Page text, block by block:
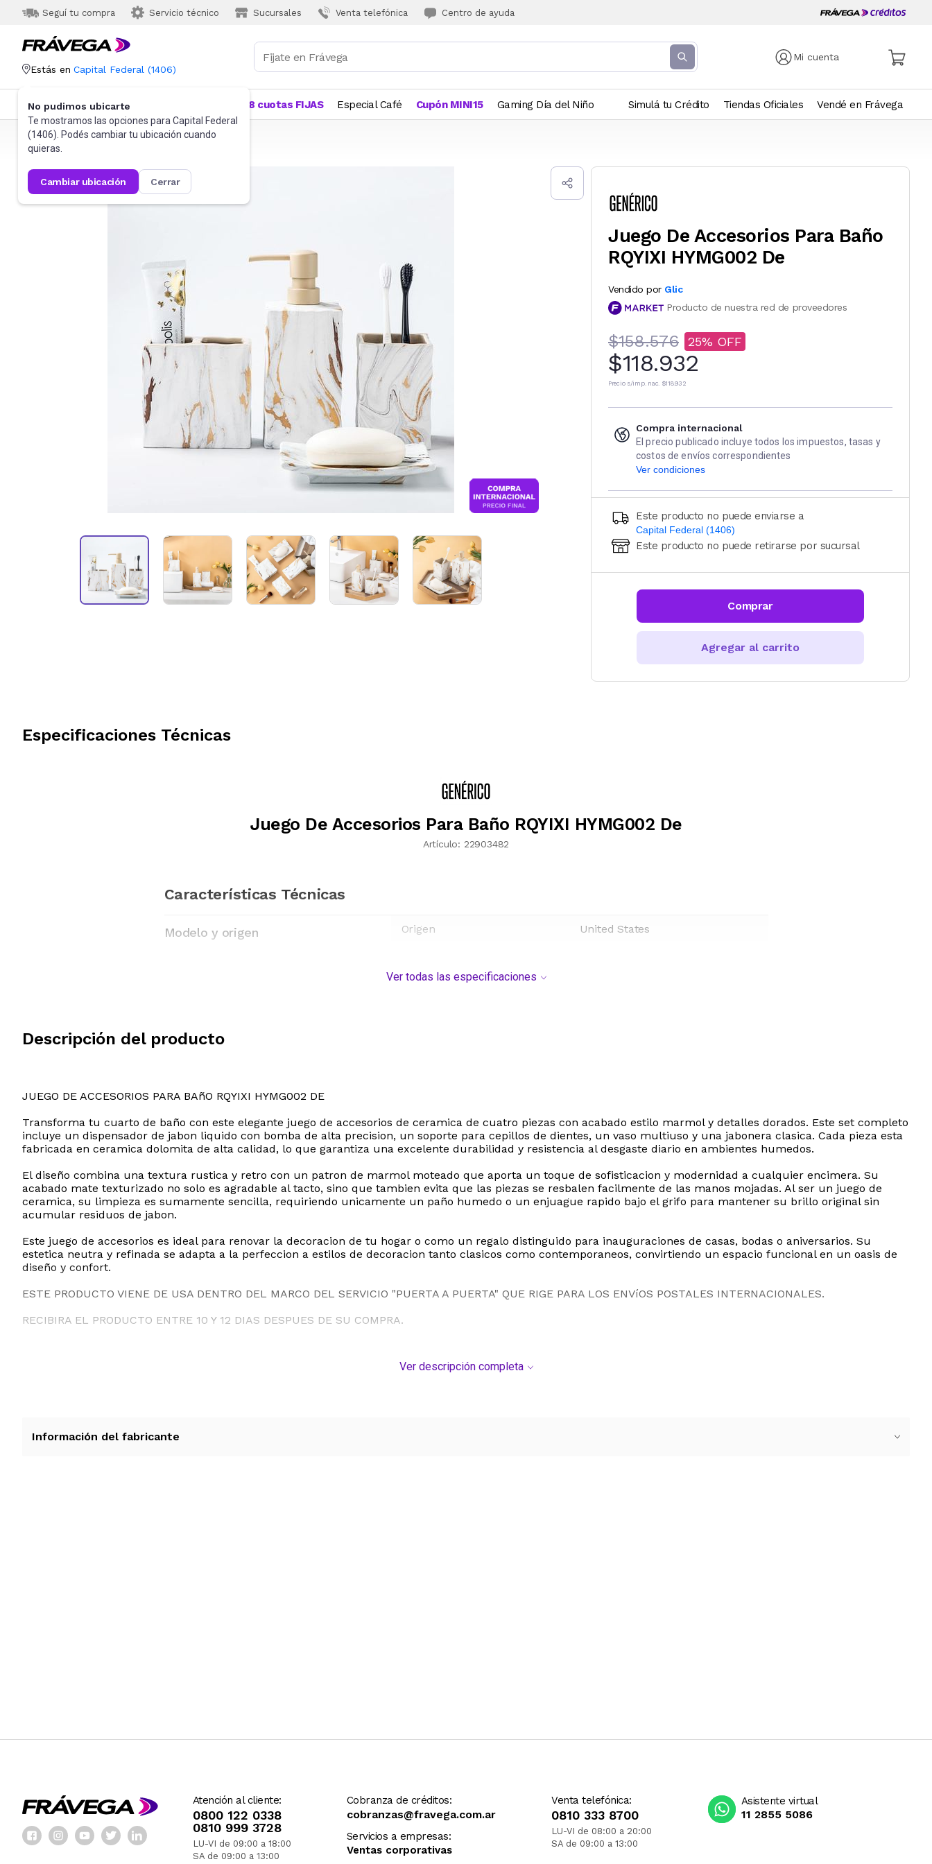
Seguí tu compra Servicio técnico Sucursales Venta telefónica Centro de ayuda
Mi cuenta
Estás en Capital Federal (1406)
No pudimos ubicarte
Te mostramos las opciones para Capital Federal
(1406). Podés cambiar tu ubicación cuando
quieras.
cambiar ubicación cerrar
Categorías Más Vendidos 18 cuotas FIJAS Especial Café Cupón MINI15 Gaming Día del Niño Simulá tu Crédito Tiendas Oficiales Vendé en Frávega
Frávega Hogar Baño Accesorios de baño
Juego De Accesorios Para Baño
RQYIXI HYMG002 De
Vendido por Glic
Producto de nuestra red de proveedores
$158.576 25
$118.932
Precio s/imp. nac. $118.932
Compra internacional
El precio publicado incluye todos los impuestos, tasas y
costos de envíos correspondientes
Ver condiciones
Este producto no puede enviarse a
Capital Federal (1406)
Ingresá código postal (sólo números)
CALCULAR
Este producto no puede retirarse por sucursal
Comprar
Agregar al carrito
Especificaciones Técnicas
Juego De Accesorios Para Baño RQYIXI HYMG002 De
Artículo: 22903482
Características Técnicas
Modelo y origen Origen United States
Ver todas las especificaciones
Descripción del producto
JUEGO DE ACCESORIOS PARA BAñO RQYIXI HYMG002 DE
Transforma tu cuarto de baño con este elegante juego de accesorios de ceramica de cuatro piezas con acabado estilo marmol y detalles dorados. Este set completo
incluye un dispensador de jabon liquido con bomba de alta precision, un soporte para cepillos de dientes, un vaso multiuso y una jabonera clasica. Cada pieza esta
fabricada en ceramica dolomita de alta calidad, lo que garantiza una excelente durabilidad y resistencia al desgaste diario en ambientes humedos.
El diseño combina una textura rustica y retro con un patron de marmol moteado que aporta un toque de sofisticacion y modernidad a cualquier encimera. Su
acabado mate texturizado no solo es agradable al tacto, sino que tambien evita que las piezas se resbalen facilmente de las manos mojadas. Al ser un juego de
ceramica, su limpieza es sumamente sencilla, requiriendo unicamente un paño humedo o un enjuague rapido bajo el grifo para mantener su brillo original sin
acumular residuos de jabon.
Este juego de accesorios es ideal para renovar la decoracion de tu hogar o como un regalo distinguido para inauguraciones de casas, bodas o aniversarios. Su
estetica neutra y refinada se adapta a la perfeccion a estilos de decoracion tanto clasicos como contemporaneos, convirtiendo un espacio funcional en un oasis de
diseño y confort.
ESTE PRODUCTO VIENE DE USA DENTRO DEL MARCO DEL SERVICIO "PUERTA A PUERTA" QUE RIGE PARA LOS ENVíOS POSTALES INTERNACIONALES.
RECIBIRA EL PRODUCTO ENTRE 10 Y 12 DIAS DESPUES DE SU COMPRA.
Ver descripción completa
Información del fabricante
Atención al cliente:
0800 122 0338
0810 999 3728
LU-VI de 09:00 a 18:00
SA de 09:00 a 13:00
Cobranza de créditos:
cobranzas@fravega.com.ar
Servicios a empresas:
Ventas corporativas
Venta telefónica:
0810 333 8700
LU-VI de 08:00 a 20:00
SA de 09:00 a 13:00
Asistente virtual
11 2855 5086